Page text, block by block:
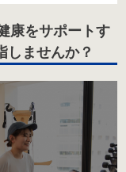
康をサポートす
しませんか？